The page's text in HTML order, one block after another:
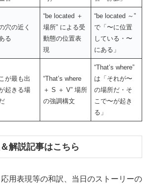
穴の近く
る
“be located ＋
場所” による受
動態の位置表
現
“be located ～”
で「〜に位置
している・〜
にある」
が最も出
起きる場
“That’s where
＋ S ＋ V” 場所
の強調構文
“That’s where”
は「それが〜
の場所だ・そ
こで〜が起き
る」
解説記事はこちら
用表現等の和訳、当日のストーリーの